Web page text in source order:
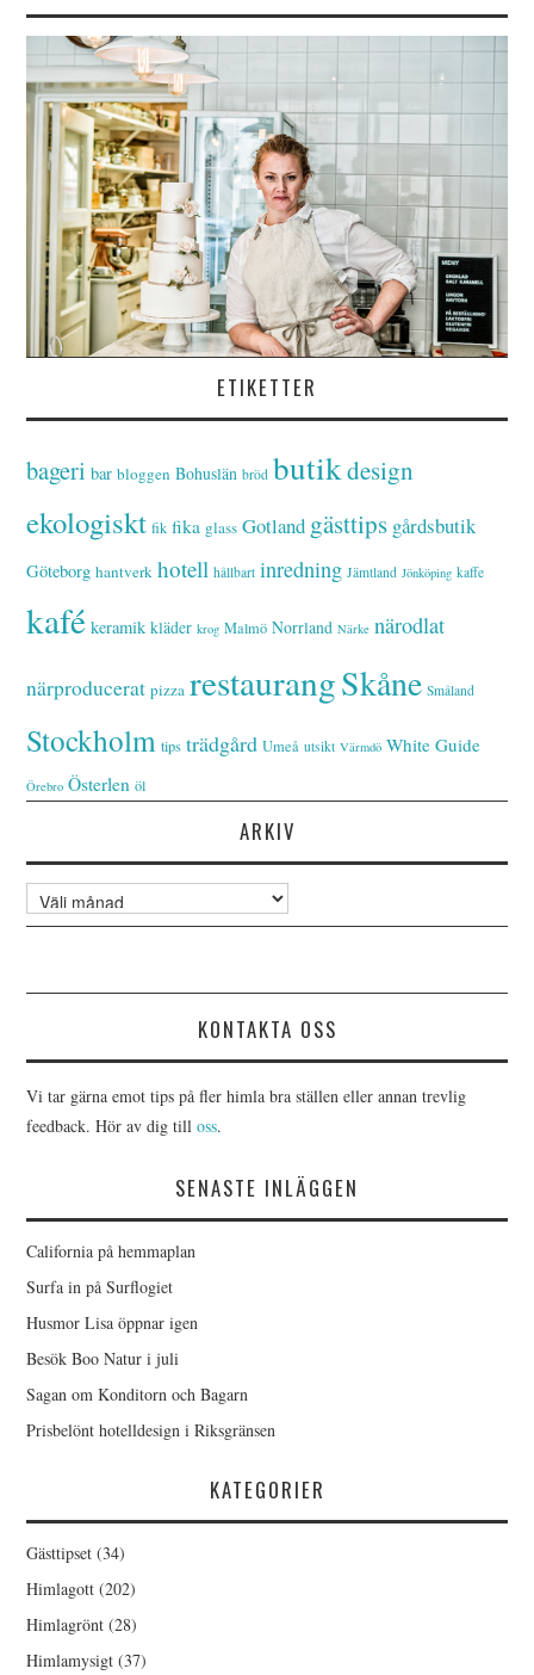
ETIKETTER
bageri bar bloggen Bohuslän bröd butikdesign
ekologiskt fik fika glass Gotland gästtips gårdsbutik
Göteborg hantverk hotell hållbart inredning Jämtland Jönköping kaffe
kafé keramik kläder krog Malmö Norrland Närke närodlat
närproducerat pizza restaurangSkåne Småland
Stockholm tips trädgård Umeå utsikt Värmdö White Guide
Örebro Österlen öl
ARKIV
Arkiv
KONTAKTA OSS
Vi tar gärna emot tips på fler himla bra ställen eller annan trevlig
feedback. Hör av dig tilloss.
SENASTE INLÄGGEN
California på hemmaplan
Surfa in på Surflogiet
Husmor Lisa öppnar igen
Besök Boo Natur i juli
Sagan om Konditorn och Bagarn
Prisbelönt hotelldesign i Riksgränsen
KATEGORIER
Gästtipset (34)
Himlagott (202)
Himlagrönt (28)
Himlamysigt (37)